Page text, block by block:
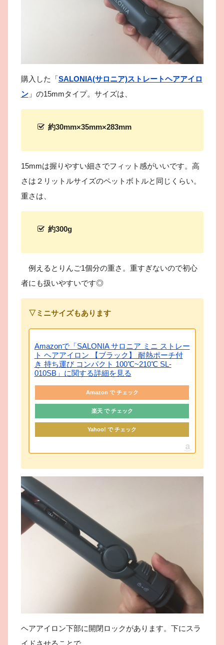
購入した「SALONIA(サロニア)ストレートヘアアイロ
ン」の15mmタイプ。サイズは、
約30mm×35mm×283mm
15mmは握りやすい細さでフィット感がいいです。高
さは２リットルサイズのペットボトルと同じくらい。
重さは、
約300g
例えるとりんご1個分の重さ。重すぎないので初心
者にも扱いやすいです◎
▽ミニサイズもあります
Amazonで「SALONIA サロニア ミニ ストレー
ト ヘアアイロン 【ブラック】 耐熱ポーチ付
き 持ち運び コンパクト 100℃~210℃ SL-
010SB」に関する詳細を見る
Amazon で チェック
楽天 で チェック
Yahoo! で チェック
ヘアアイロン下部に開閉ロックがあります。下にスラ